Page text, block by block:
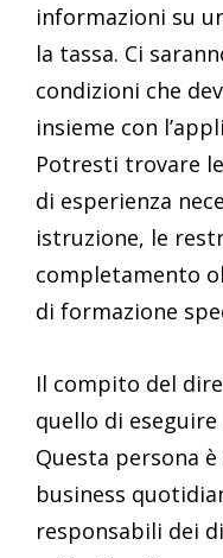
informazioni su
la tassa. Ci
condizioni che
insieme con
Potresti trovare
di esperienza
istruzione, le
completamento
di formazione
Il compito del
quello di eseguire
Questa persona
business
responsabili dei